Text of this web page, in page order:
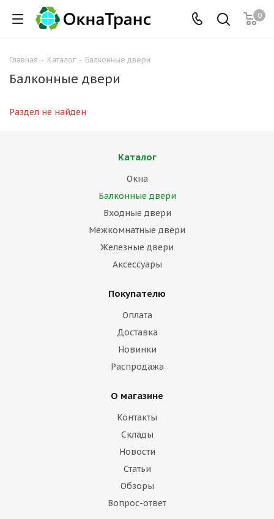
0
Главная - Каталог - Балконные двери
Балконные двери
Раздел не найден
Каталог
Окна
Балконные двери
Входные двери
Межкомнатные двери
Железные двери
Аксессуары
Покупателю
Оплата
Доставка
Новинки
Распродажа
О магазине
Контакты
Склады
Новости
Статьи
Обзоры
Вопрос-ответ